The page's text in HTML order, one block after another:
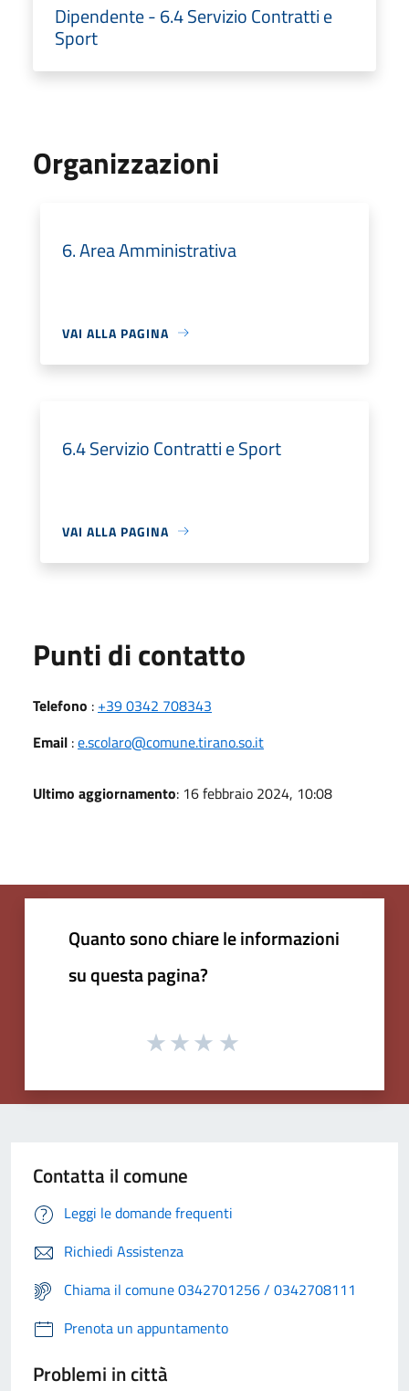
Dipendente - 6.4 Servizio Contratti e
Sport
Organizzazioni
6. Area Amministrativa
VAI ALLA PAGINA
6.4 Servizio Contratti e Sport
VAI ALLA PAGINA
Punti di contatto
Telefono : +39 0342 708343
Email :e.scolaro@comune.tirano.so.it
Ultimo aggiornamento: 16 febbraio 2024, 10:08
Quanto sono chiare le informazioni
su questa pagina?
Contatta il comune
Leggi le domande frequenti
Richiedi Assistenza
Chiama il comune 0342701256 / 0342708111
Prenota un appuntamento
Problemi in città